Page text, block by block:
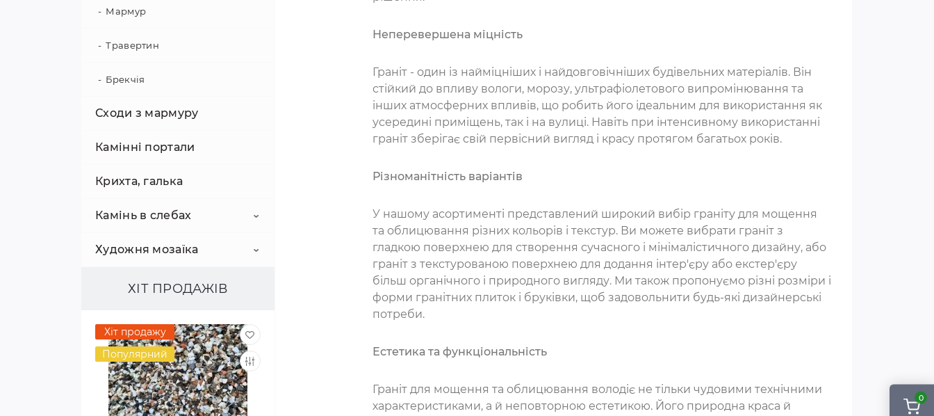
0
Мармур
Травертин
Брекчія
Сходи з мармуру
Камінні портали
Крихта, галька
Камінь в слебах
Мармур
Травертин
Кварцовий камінь
Художня мозаїка
Картини з мармуру
ХІТ ПРОДАЖІВ
Хіт продажу
Популярний
Неперевершена міцність
Граніт - один із найміцніших і найдовговічніших будівельних матеріалів. Він
стійкий до впливу вологи, морозу, ультрафіолетового випромінювання та
інших атмосферних впливів, що робить його ідеальним для використання як
усередині приміщень, так і на вулиці. Навіть при інтенсивному використанні
граніт зберігає свій первісний вигляд і красу протягом багатьох років.
Різноманітність варіантів
У нашому асортименті представлений широкий вибір граніту для мощення
та облицювання різних кольорів і текстур. Ви можете вибрати граніт з
гладкою поверхнею для створення сучасного і мінімалістичного дизайну, або
граніт з текстурованою поверхнею для додання інтер'єру або екстер'єру
більш органічного і природного вигляду. Ми також пропонуємо різні розміри і
форми гранітних плиток і бруківки, щоб задовольнити будь-які дизайнерські
потреби.
Естетика та функціональність
Граніт для мощення та облицювання володіє не тільки чудовими технічними
характеристиками, а й неповторною естетикою. Його природна краса й